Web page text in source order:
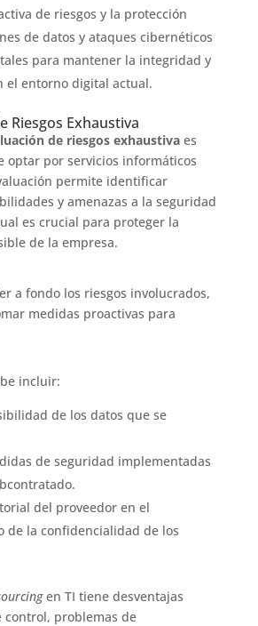
de riesgos y la protección
de datos y ataques cibernéticos
para mantener la integridad y
el entorno digital actual.
Riesgos Exhaustiva
de riesgos exhaustivaes
optar por servicios informáticos
permite identificar
y amenazas a la seguridad
es crucial para proteger la
de la empresa.
a fondo los riesgos involucrados,
medidas proactivas para
incluir:
de los datos que se
de seguridad implementadas
del proveedor en el
de la confidencialidad de los
en TI tiene desventajas
control, problemas de